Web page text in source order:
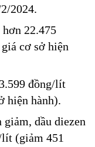
2024.
22.475
cơ sở hiện
đồng/lít
hiện hành).
dầu diezen
lít (giảm 451